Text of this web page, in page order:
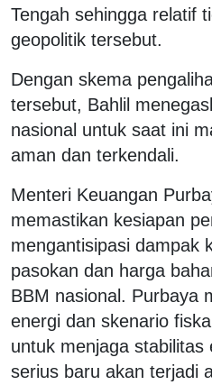
Tengah sehingga relatif
geopolitik tersebut.
Dengan skema
tersebut, Bahlil
nasional untuk saat ini
aman dan terkendali.
Menteri Keuangan
memastikan kesiapan
mengantisipasi dampak
pasokan dan harga
BBM nasional. Purbaya
energi dan skenario
untuk menjaga stabilitas
serius baru akan terjadi